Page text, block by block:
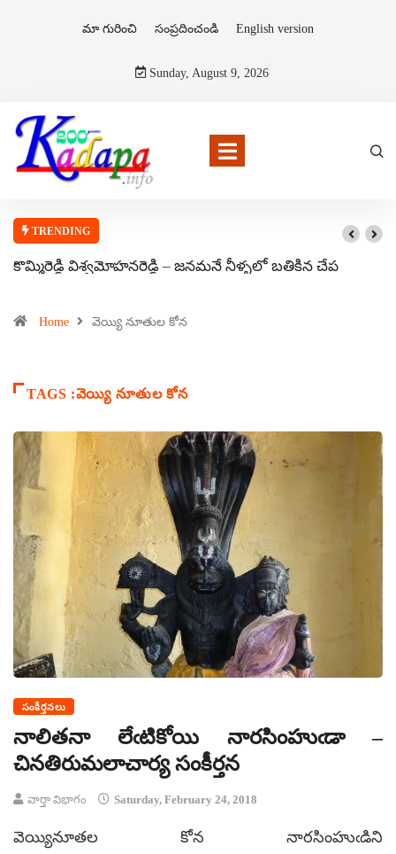
మా గురించి సంప్రదించండి English version
Sunday, August 9, 2026
TRENDING
కొమ్మిరెడ్డి విశ్వమోహనరెడ్డి – జనమనే నీళ్ళలో బతికిన చేప
Home వెయ్యి నూతుల కోన
TAGS :వెయ్యి నూతుల కోన
సంకీర్తనలు
నాలితనా లేఁటికోయి నారసింహుఁడా –
చినతిరుమలాచార్య సంకీర్తన
వార్తా విభాగం Saturday, February 24, 2018
వెయ్యినూతల కోన నారసింహుఁడిని